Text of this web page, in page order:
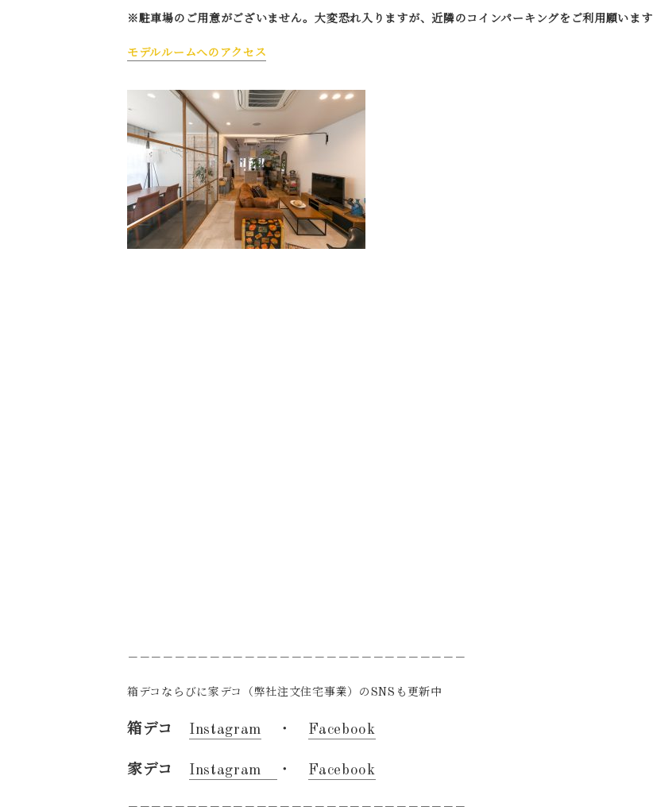
※駐車場のご用意がございません。大変恐れ入りますが、近隣のコインパーキングをご利用願います
モデルルームへのアクセス
－－－－－－－－－－－－－－－－－－－－－－－－－－－－－
箱デコならびに家デコ（弊社注文住宅事業）のSNSも更新中
箱デコ Instagram ・ Facebook
家デコ Instagram ・ Facebook